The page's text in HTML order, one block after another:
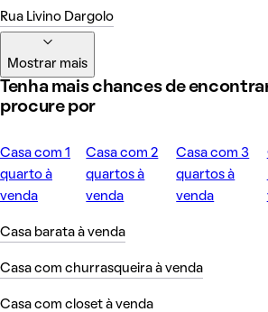
Rua Livino Dargolo
Mostrar mais
Tenha mais chances de
procure por
Casa com 1
quarto à
venda
Casa com 2
quartos à
venda
Casa com 3
quartos à
venda
Casa barata à venda
Casa com churrasqueira à venda
Casa com closet à venda